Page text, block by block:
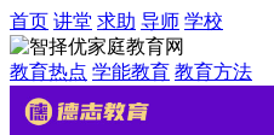
首页 讲堂 求助 导师 学校
教育热点 学能教育 教育方法